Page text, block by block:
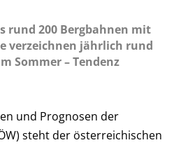
rund 200 Bergbahnen mit
verzeichnen jährlich rund
Sommer – Tendenz
und Prognosen der
steht der österreichischen